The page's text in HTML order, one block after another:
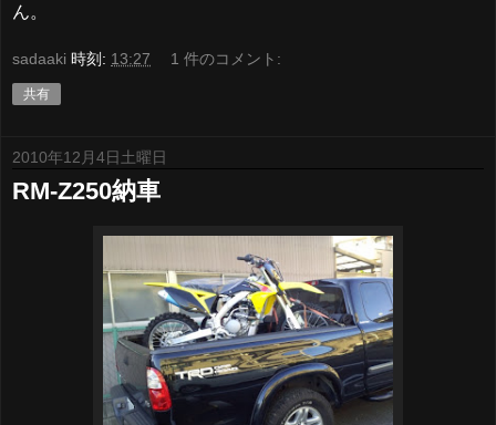
ん。
sadaaki 時刻: 13:27 1 件のコメント:
共有
2010年12月4日土曜日
RM-Z250納車